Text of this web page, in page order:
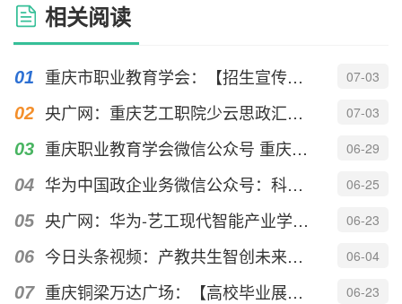
相关阅读
重庆市职业教育学会：【招生宣传季】重庆艺术工程职业学院 07-03
央广网：重庆艺工职院少云思政汇演“声”入人心 07-03
重庆职业教育学会微信公众号 重庆艺术工程职业学院“三把钥匙”开... 06-29
华为中国政企业务微信公众号：科创赋能 产教协同 | 重庆艺术工程... 06-25
央广网：华为-艺工现代智能产业学院赋能数字人才培养 06-23
今日头条视频：产教共生智创未来——重庆艺术工程职业学院2026年产... 06-04
重庆铜梁万达广场：【高校毕业展】以“境生万象”之名，见证青年设... 06-23